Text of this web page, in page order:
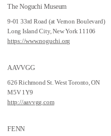
The Noguchi Museum
9-01 33rd Road (at Vernon Boulevard)
Long Island City, New York 11106
https://www.noguchi.org
AAVVGG
626 Richmond St. West Toronto, ON
M5V 1Y9
http://aavvgg.com
FENN